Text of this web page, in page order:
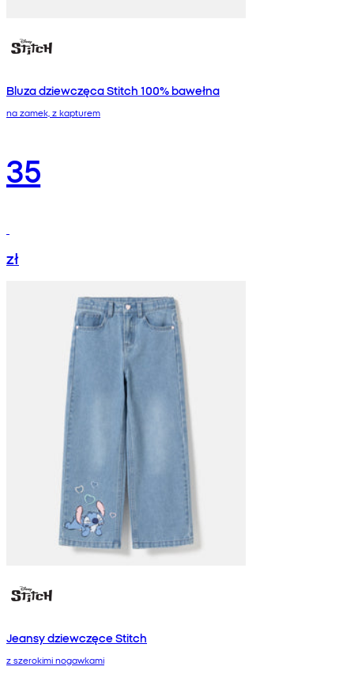
Bluza dziewczęca Stitch 100% bawełna
na zamek, z kapturem
35
zł
Jeansy dziewczęce Stitch
z szerokimi nogawkami